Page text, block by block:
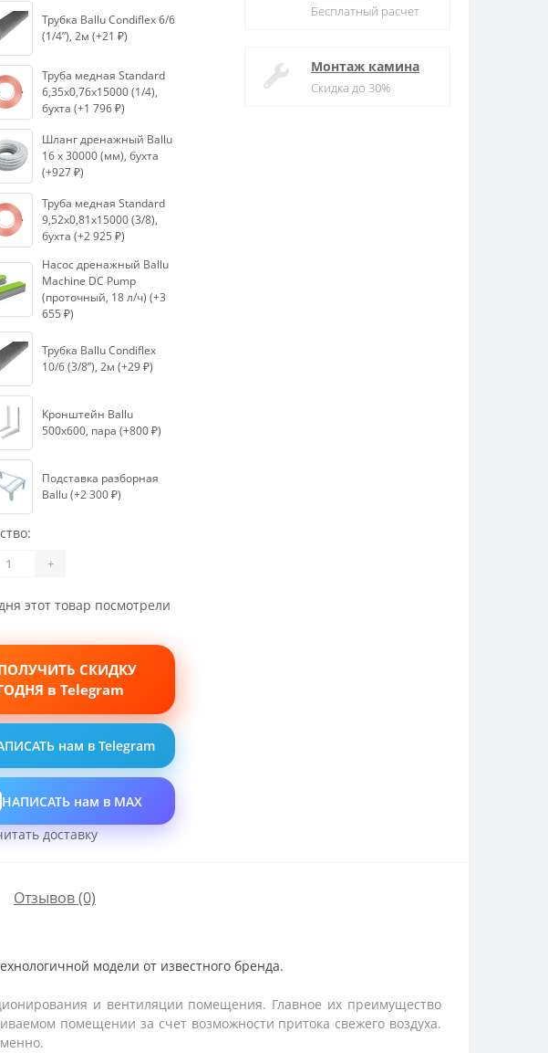
Трубка Ballu Condiflex 6/6
(1/4”), 2м (+21 ₽)
Труба медная Standard
6,35х0,76х15000 (1/4),
бухта (+1 796 ₽)
Шланг дренажный Ballu
16 x 30000 (мм), бухта
(+927 ₽)
Труба медная Standard
9,52х0,81х15000 (3/8),
бухта (+2 925 ₽)
Насос дренажный Ballu
Machine DС Pump
(проточный, 18 л/ч) (+3
655 ₽)
Трубка Ballu Condiflex
10/6 (3/8”), 2м (+29 ₽)
Кронштейн Ballu
500х600, пара (+800 ₽)
Подставка разборная
Ballu (+2 300 ₽)
+
этот товар посмотрели
СКИДКУ
в Telegram
нам в Telegram
НАПИСАТЬ нам в MAX
доставку
Бесплатный расчет
Монтаж камина
Скидка до 30%
Отзывов (0)
модели от известного бренда.
и вентиляции помещения. Главное их преимущество
помещении за счет возможности притока свежего воздуха.